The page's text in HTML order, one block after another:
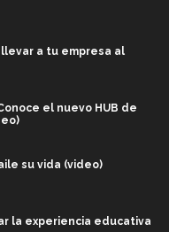
a tu empresa al
el nuevo HUB de
su vida (video)
la experiencia educativa